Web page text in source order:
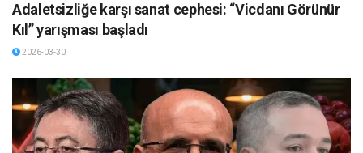
Adaletsizliğe karşı sanat cephesi: “Vicdanı Görünür
Kıl” yarışması başladı
2026-03-30